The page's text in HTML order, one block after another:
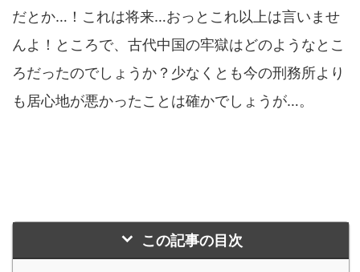
だとか…！これは将来…おっとこれ以上は言いませ
んよ！ところで、古代中国の牢獄はどのようなとこ
ろだったのでしょうか？少なくとも今の刑務所より
も居心地が悪かったことは確かでしょうが…。
この記事の目次